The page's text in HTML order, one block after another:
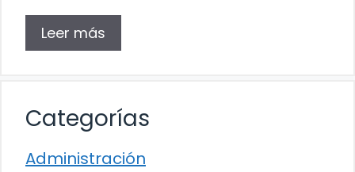
Leer más
Categorías
Administración